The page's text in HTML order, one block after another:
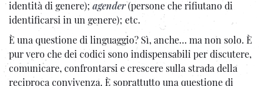
identità di genere); agender(persone che rifiutano di
identificarsi in un genere); etc.
È una questione di linguaggio? Sì, anche… ma non solo. È
pur vero che dei codici sono indispensabili per discutere,
comunicare, confrontarsi e crescere sulla strada della
reciproca convivenza. È soprattutto una questione di